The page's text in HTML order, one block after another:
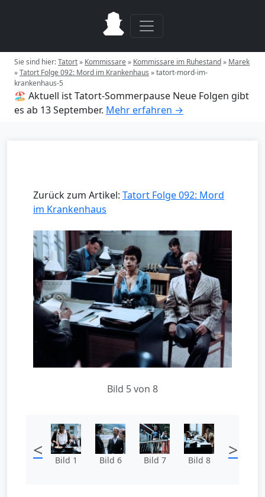
Sie sind hier:Tatort» Kommissare» Kommissare im Ruhestand» Marek
»Tatort Folge 092: Mord im Krankenhaus »tatort-mord-im-
krankenhaus-5
🏖️ Aktuell ist Tatort-Sommerpause Neue Folgen gibt
es ab 13 September. Mehr erfahren →
Zurück zum Artikel: Tatort Folge 092: Mord
im Krankenhaus
Bild 5 von 8
< Bild 1 Bild 6 Bild 7 Bild 8 >